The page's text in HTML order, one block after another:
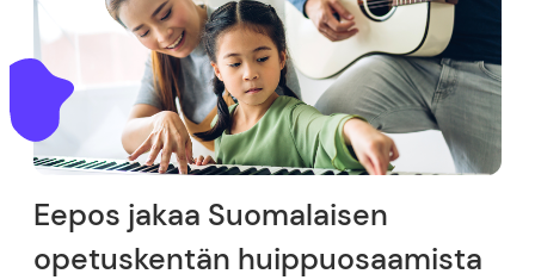
Eepos jakaa Suomalaisen
opetuskentän huippuosaamista